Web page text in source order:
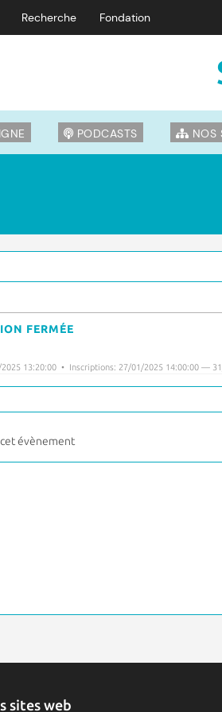
Recherche Fondation
PODCASTS NOS
FERMÉE
13:20:00 • Inscriptions: 27/01/2025 14:00:00 —
évènement
sites web